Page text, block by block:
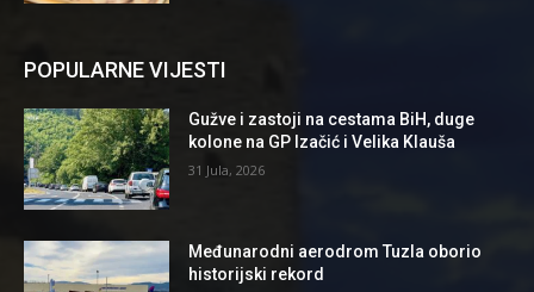
POPULARNE VIJESTI
Gužve i zastoji na cestama BiH, duge
kolone na GP Izačić i Velika Klauša
31 Jula, 2026
Međunarodni aerodrom Tuzla oborio
historijski rekord